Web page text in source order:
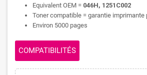
Equivalent OEM = 046H, 1251C002
Toner compatible = garantie imprimante
Environ 5000 pages
COMPATIBILITÉS